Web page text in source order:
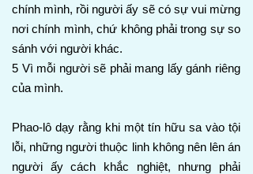
chính mình, rồi người ấy sẽ có sự vui mừng
nơi chính mình, chứ không phải trong sự so
sánh với người khác.
5 Vì mỗi người sẽ phải mang lấy gánh riêng
của mình.
Phao-lô dạy rằng khi một tín hữu sa vào tội
lỗi, những người thuộc linh không nên lên án
người ấy cách khắc nghiệt, nhưng phải